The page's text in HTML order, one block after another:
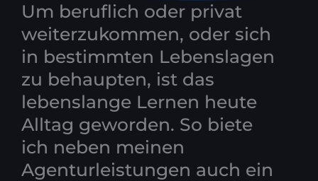
Um beruflich oder privat
weiterzukommen, oder sich
in bestimmten Lebenslagen
zu behaupten, ist das
lebenslange Lernen heute
Alltag geworden. So biete
ich neben meinen
Agenturleistungen auch ein